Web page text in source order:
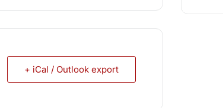
+ iCal / Outlook export